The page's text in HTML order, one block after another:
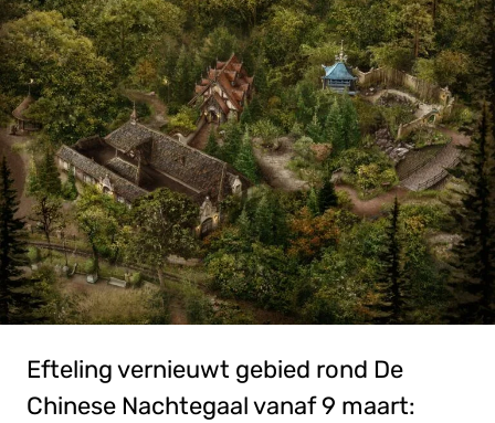
Efteling vernieuwt gebied rond De
Chinese Nachtegaal vanaf 9 maart: